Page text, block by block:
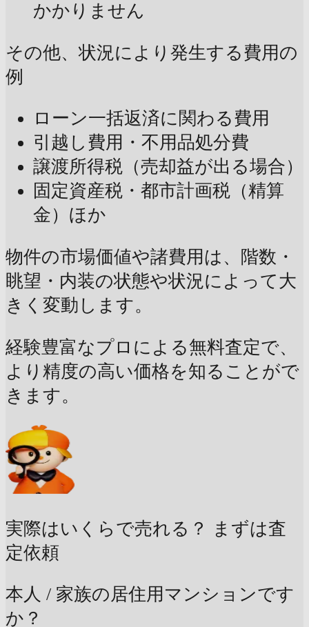
かかりません
その他、状況により発生する費用の
例
ローン一括返済に関わる費用
引越し費用・不用品処分費
譲渡所得税（売却益が出る場合）
固定資産税・都市計画税（精算
金）ほか
物件の市場価値や諸費用は、階数・
眺望・内装の状態や状況によって大
きく変動します。
経験豊富なプロによる無料査定で、
より精度の高い価格を知ることがで
きます。
実際はいくらで売れる？
まずは査
定依頼
本人 / 家族の居住用マンションです
か？